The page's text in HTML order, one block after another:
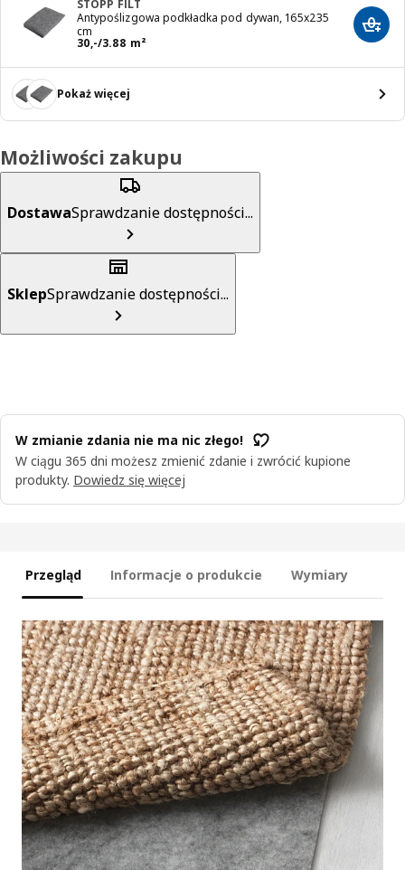
STOPP FILT
Antypoślizgowa podkładka pod dywan, 165x235
cm
30,-/3.88 m²
Cena 30,-/3.88 m²
Pokaż więcej
Możliwości zakupu
DostawaSprawdzanie dostępności...
SklepSprawdzanie dostępności...
W zmianie zdania nie ma nic złego!
W ciągu 365 dni możesz zmienić zdanie i zwrócić kupione
produkty. Dowiedz się więcej
Przegląd Informacje o produkcie Wymiary